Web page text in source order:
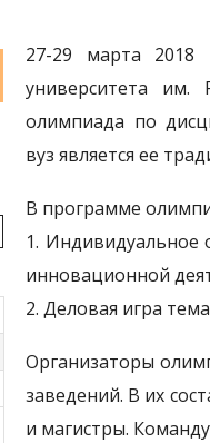
27-29 марта 2018
университета им.
олимпиада по
вуз является ее
В программе
1. Индивидуальное
инновационной
2. Деловая игра
Организаторы
заведений. В их
и магистры.